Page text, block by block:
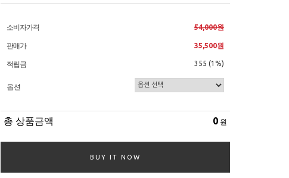
소비자가격 54,000원
판매가 35,500원
적립금 355 (1%)
옵션
총 상품금액 0 원
BUY IT NOW